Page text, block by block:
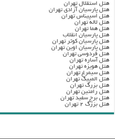
هتل استقلال تهران
هتل پارسیان آزادی تهران
هتل اسپیناس تهران
هتل لاله تهران
هتل هما تهران
هتل پارسیان انقلاب
هتل پارسیان کوثر تهران
هتل پارسیان اوین تهران
هتل فردوسی تهران
هتل آساره تهران
هتل هویزه تهران
هتل سیمرغ تهران
هتل المپیک تهران
هتل بزرگ تهران
هتل رامتین تهران
هتل برج سفید تهران
هتل بزرگ ۲ تهران